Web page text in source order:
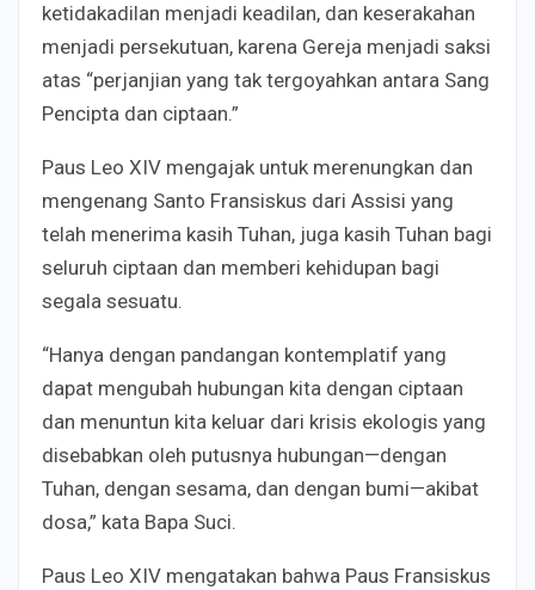
ketidakadilan menjadi keadilan, dan keserakahan
menjadi persekutuan, karena Gereja menjadi saksi
atas “perjanjian yang tak tergoyahkan antara Sang
Pencipta dan ciptaan.”
Paus Leo XIV mengajak untuk merenungkan dan
mengenang Santo Fransiskus dari Assisi yang
telah menerima kasih Tuhan, juga kasih Tuhan bagi
seluruh ciptaan dan memberi kehidupan bagi
segala sesuatu.
“Hanya dengan pandangan kontemplatif yang
dapat mengubah hubungan kita dengan ciptaan
dan menuntun kita keluar dari krisis ekologis yang
disebabkan oleh putusnya hubungan—dengan
Tuhan, dengan sesama, dan dengan bumi—akibat
dosa,” kata Bapa Suci.
Paus Leo XIV mengatakan bahwa Paus Fransiskus